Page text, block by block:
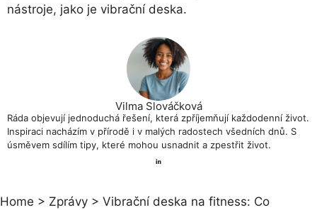
nástroje, jako je vibrační deska.
Vilma Slováčková
Ráda objevují jednoduchá řešení, která zpříjemňují každodenní život.
Inspiraci nacházím v přírodě i v malých radostech všedních dnů. S
úsměvem sdílím tipy, které mohou usnadnit a zpestřit život.
Home > Zprávy > Vibrační deska na fitness: Co